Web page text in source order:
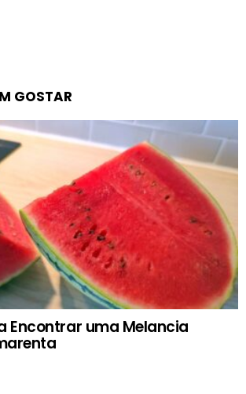
GOSTAR
Encontrar uma Melancia